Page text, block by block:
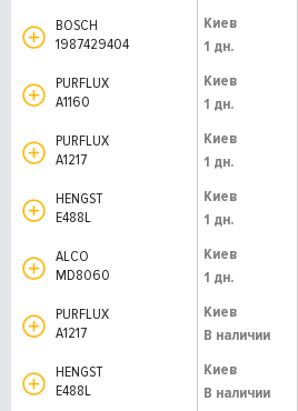
BOSCH
1987429404
Киев
1 дн.
PURFLUX
A1160
Киев
1 дн.
PURFLUX
A1217
Киев
1 дн.
HENGST
E488L
Киев
1 дн.
ALCO
MD8060
Киев
1 дн.
PURFLUX
A1217
Киев
В наличии
HENGST
E488L
Киев
В наличии